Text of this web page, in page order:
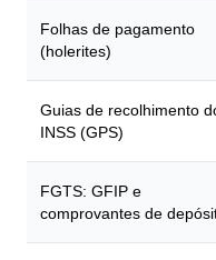
Folhas de pagamento
(holerites)
Guias de recolhimento
INSS (GPS)
FGTS: GFIP e
comprovantes de